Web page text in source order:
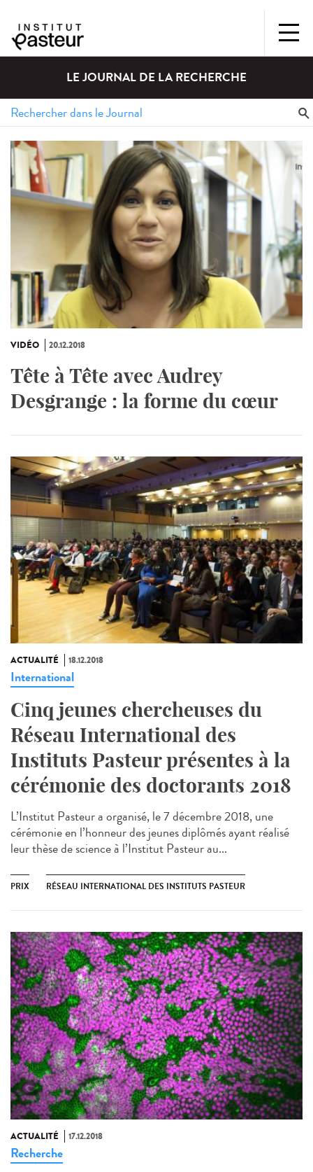
LE JOURNAL DE LA RECHERCHE
VIDÉO 20.12.2018
Tête à Tête avec Audrey
Desgrange : la forme du cœur
ACTUALITÉ 18.12.2018
International
Cinq jeunes chercheuses du
Réseau International des
Instituts Pasteur présentes à la
cérémonie des doctorants 2018
L’Institut Pasteur a organisé, le 7 décembre 2018, une
cérémonie en l’honneur des jeunes diplômés ayant réalisé
leur thèse de science à l’Institut Pasteur au...
PRIX RÉSEAU INTERNATIONAL DES INSTITUTS PASTEUR
ACTUALITÉ 17.12.2018
Recherche